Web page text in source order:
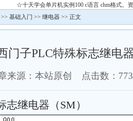
☆十天学会单片机实例100 c语言 chm格式。
>> 基础入门 >> 继电器 >> 正文
门子PLC特殊标志继电
来源：本站原创 点击数：
志继电器（SM）